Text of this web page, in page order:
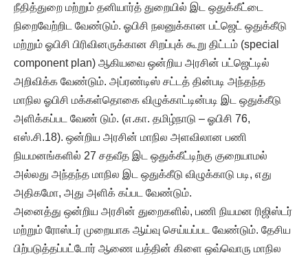
நீதித்துறை மற்றும் தனியார்த் துறையில் இட ஒதுக்கீட்டை
நிறைவேற்றிட வேண்டும். ஓபிசி நலனுக்கான பட்ஜெட் ஒதுக்கீடு
மற்றும் ஓபிசி பிரிவினருக்கான சிறப்புக் கூறு திட்டம் (special
component plan) ஆகியவை ஒன்றிய அரசின் பட்ஜெட்டில்
அறிவிக்க வேண்டும். அப்ரண்டிஸ் சட்டத் தின்படி அந்தந்த
மாநில ஓபிசி மக்கள்தொகை விழுக்காட்டின்படி இட ஒதுக்கீடு
அளிக்கப்பட வேண் டும். (எ.கா. தமிழ்நாடு – ஓபிசி 76,
எஸ்.சி.18). ஒன்றிய அரசின் மாநில அளவிலான பணி
நியமனங்களில் 27 சதவீத இட ஒதுக்கீட்டிற்கு குறையாமல்
அல்லது அந்தந்த மாநில இட ஒதுக்கீடு விழுக்காடு படி, எது
அதிகமோ, அது அளிக் கப்பட வேண்டும்.
அனைத்து ஒன்றிய அரசின் துறைகளில், பணி நியமன ரிஜிஸ்டர்
மற்றும் ரோஸ்டர் முறையாக ஆய்வு செய்யப்பட வேண்டும். தேசிய
பிற்படுத்தப்பட்டோர் ஆணை யத்தின் கிளை ஒவ்வொரு மாநில